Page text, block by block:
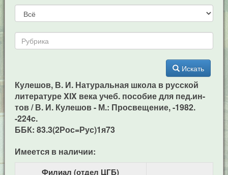
Искать
Кулешов, В. И. Натуральная школа в русской
литературе XIX века учеб. пособие для пед.ин-
тов / В. И. Кулешов - М.: Просвещение, -1982.
-224c.
ББК: 83.3(2Рос=Рус)1я73
Имеется в наличии:
Филиал (отдел ЦГБ)